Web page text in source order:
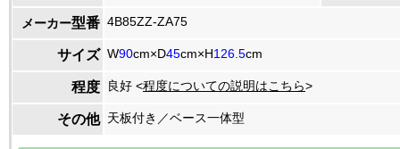
メーカー型番 4B85ZZ-ZA75
サイズ W90cm×D45cm×H126.5cm
程度 良好 <程度についての説明はこちら>
その他 天板付き／ベース一体型